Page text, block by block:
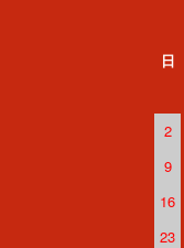
日
2
9
16
23